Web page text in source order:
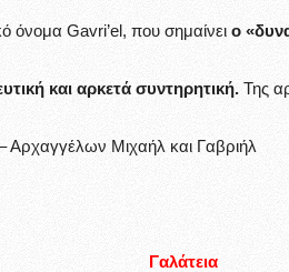
όνομα Gavri’el, που σημαίνει ο
και αρκετά συντηρητική. Της
Αρχαγγέλων Μιχαήλ και Γαβριήλ
Γαλάτεια